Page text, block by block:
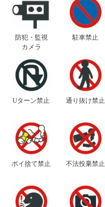
防犯・監視
カメラ
駐車禁止
Uターン禁止 通り抜け禁止
ポイ捨て禁止 不法投棄禁止